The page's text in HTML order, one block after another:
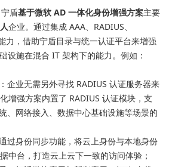
盾基于微软 AD 一体化身份增强方案主要
企业。通过集成 AAA、RADIUS、
力，借助宁盾目录与统一认证平台来增强
设施在混合 IT 架构下的能力。例如：
：企业无需另外寻找 RADIUS 认证服务器来
增强方案内置了 RADIUS 认证模块，支
、网络接入、数据中心基础设施等场景的
通过身份同步功能，将云上身份与本地身份
中台，打造云上云下一致的访问体验；